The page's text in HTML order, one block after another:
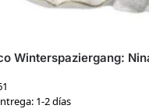
Winterspaziergang:
1-2 días